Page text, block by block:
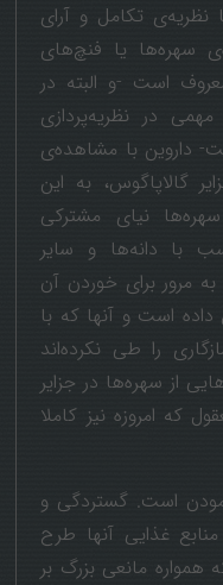
تکامل و آرای
سهره‌ها یا فنچ‌های
است -و البته در
در نظریه‌پردازی
داروین با مشاهده‌ی
گالاپاگوس، به این
نیای مشترکی
با دانه‌ها و سایر
مرور برای خوردن آن
داده است و آنها که با
را طی نکرده‌اند
از سهره‌ها در جزایر
که امروزه نیز کاملا
است. گستردگی و
غذایی آنها طرح
همواره مانعی بزرگ بر